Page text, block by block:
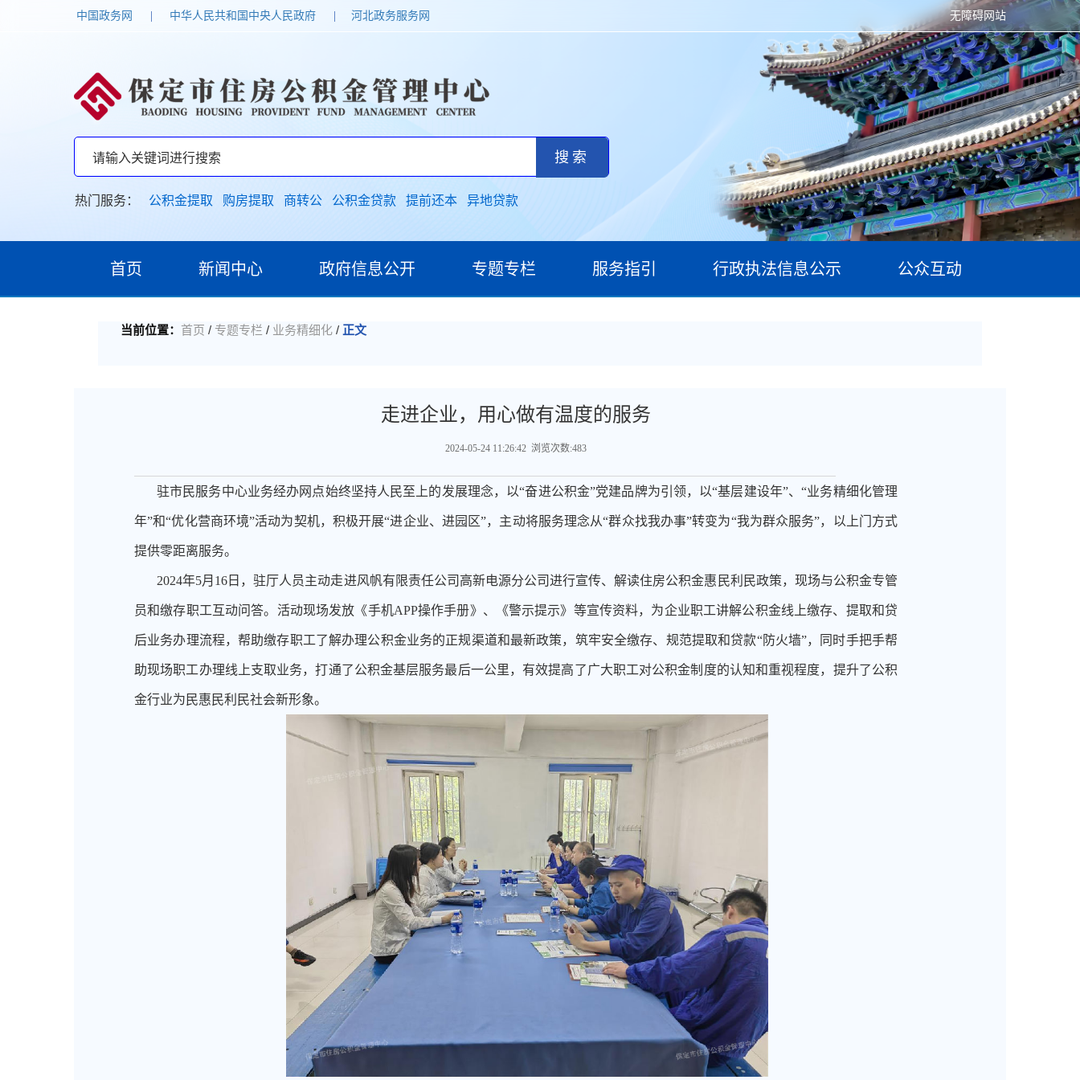
中国政务网 中华人民共和国中央人民政府 河北政务服务网 无障碍网站
热门服务： 公积金提取 购房提取 商转公 公积金贷款 提前还本 异地贷款
首页 新闻中心 政府信息公开 专题专栏 服务指引 行政执法信息公示 公众互动
当前位置： 首页 / 专题专栏 / 业务精细化 / 正文
走进企业，用心做有温度的服务
2024-05-24 11:26:42 浏览次数:483
驻市民服务中心业务经办网点始终坚持人民至上的发展理念，以“奋进公积金”党建品牌为引领，以“基层建设年”、“业务精细化管理
年”和“优化营商环境”活动为契机，积极开展“进企业、进园区”，主动将服务理念从“群众找我办事”转变为“我为群众服务”，以上门方式
提供零距离服务。
2024年5月16日，驻厅人员主动走进风帆有限责任公司高新电源分公司进行宣传、解读住房公积金惠民利民政策，现场与公积金专管
员和缴存职工互动问答。活动现场发放《手机APP操作手册》、《警示提示》等宣传资料，为企业职工讲解公积金线上缴存、提取和贷
后业务办理流程，帮助缴存职工了解办理公积金业务的正规渠道和最新政策，筑牢安全缴存、规范提取和贷款“防火墙”，同时手把手帮
助现场职工办理线上支取业务，打通了公积金基层服务最后一公里，有效提高了广大职工对公积金制度的认知和重视程度，提升了公积
金行业为民惠民利民社会新形象。